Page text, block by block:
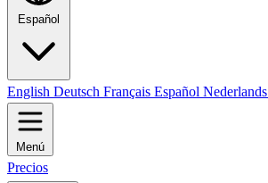
Español
English Deutsch Français Español Nederlands
Menú
Precios